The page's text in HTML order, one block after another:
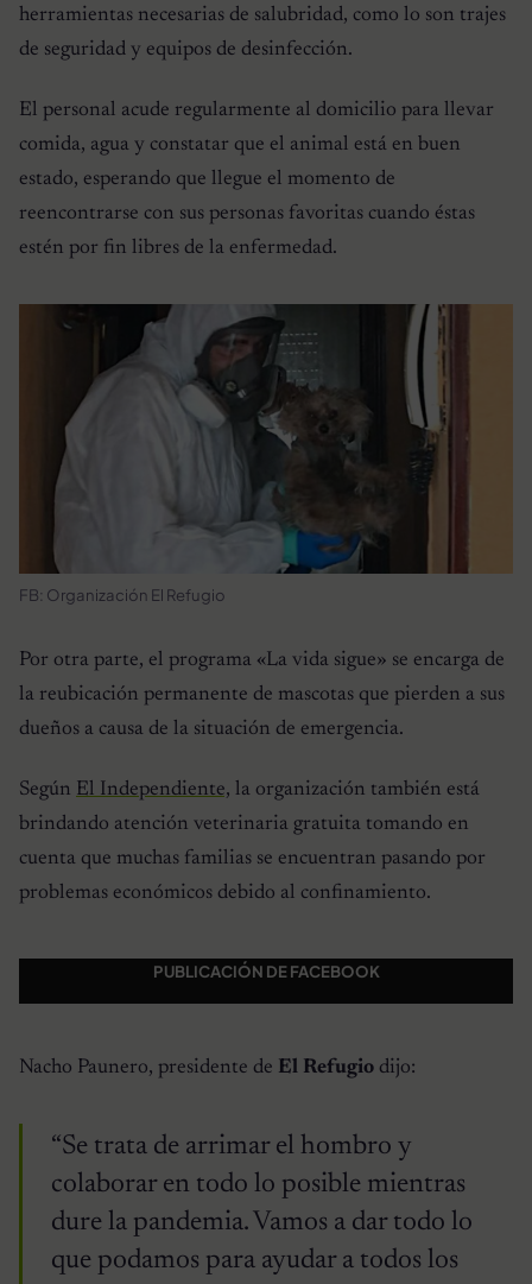
herramientas necesarias de salubridad, como lo son trajes
de seguridad y equipos de desinfección.
El personal acude regularmente al domicilio para llevar
comida, agua y constatar que el animal está en buen
estado, esperando que llegue el momento de
reencontrarse con sus personas favoritas cuando éstas
estén por fin libres de la enfermedad.
FB: Organización El Refugio
Por otra parte, el programa «La vida sigue» se encarga de
la reubicación permanente de mascotas que pierden a sus
dueños a causa de la situación de emergencia.
Según El Independiente, la organización también está
brindando atención veterinaria gratuita tomando en
cuenta que muchas familias se encuentran pasando por
problemas económicos debido al confinamiento.
PUBLICACIÓN DE FACEBOOK
Nacho Paunero, presidente de El Refugio dijo:
“Se trata de arrimar el hombro y
colaborar en todo lo posible mientras
dure la pandemia. Vamos a dar todo lo
que podamos para ayudar a todos los